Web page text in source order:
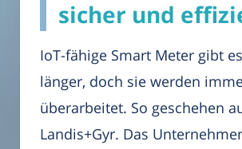
sicher und
IoT-fähige Smart Meter gibt
länger, doch sie werden
überarbeitet. So geschehen
Landis+Gyr. Das